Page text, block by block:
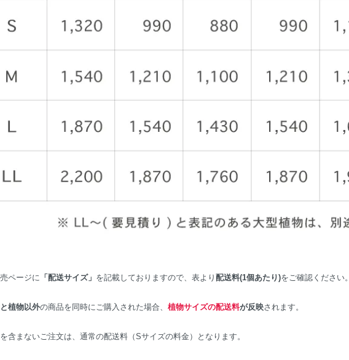
ページに 「配送サイズ」 を記載しておりますので、表より 配送料(1個あたり)をご確認ください。
植物以外の商品を同時にご購入された場合、 植物サイズの配送料が反映されます。
含まないご注文は、通常の配送料（Sサイズの料金）となります。